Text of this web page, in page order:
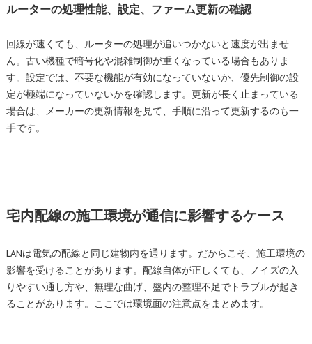
ルーターの処理性能、設定、ファーム更新の確認
回線が速くても、ルーターの処理が追いつかないと速度が出ませ
ん。古い機種で暗号化や混雑制御が重くなっている場合もありま
す。設定では、不要な機能が有効になっていないか、優先制御の設
定が極端になっていないかを確認します。更新が長く止まっている
場合は、メーカーの更新情報を見て、手順に沿って更新するのも一
手です。
宅内配線の施工環境が通信に影響するケース
LANは電気の配線と同じ建物内を通ります。だからこそ、施工環境の
影響を受けることがあります。配線自体が正しくても、ノイズの入
りやすい通し方や、無理な曲げ、盤内の整理不足でトラブルが起き
ることがあります。ここでは環境面の注意点をまとめます。